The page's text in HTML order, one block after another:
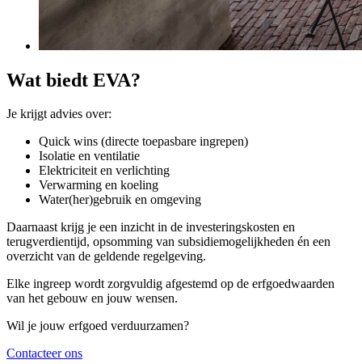
Wat biedt EVA?
Je krijgt advies over:
Quick wins (directe toepasbare ingrepen)
Isolatie en ventilatie
Elektriciteit en verlichting
Verwarming en koeling
Water(her)gebruik en omgeving
Daarnaast krijg je een inzicht in de investeringskosten en
terugverdientijd, opsomming van subsidiemogelijkheden én een
overzicht van de geldende regelgeving.
Elke ingreep wordt zorgvuldig afgestemd op de erfgoedwaarden
van het gebouw en jouw wensen.
Wil je jouw erfgoed verduurzamen?
Contacteer ons